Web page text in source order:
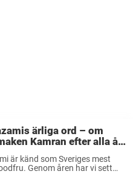
ärliga ord – om
Kamran efter alla år:
är känd som Sveriges mest
Genom åren har vi sett